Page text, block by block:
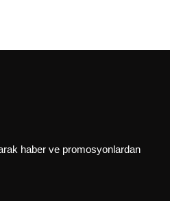
haber ve promosyonlardan